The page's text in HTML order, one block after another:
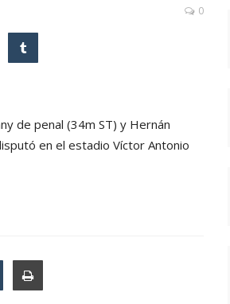
0
de penal (34m ST) y Hernán
en el estadio Víctor Antonio